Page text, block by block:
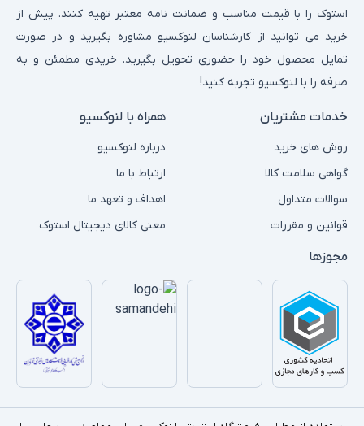
استوک را با قیمت مناسب و ضمانت نامه معتبر تهیه کنند. پیش از
خرید می توانید از کارشناسان لنوکسیو مشاوره بگیرید و در صورت
تمایل محصول خود را حضوری تحویل بگیرید. خریدی مطمئن و به
صرفه را با لنوکسیو تجربه کنید!
خدمات مشتریان
روش های خرید
گواهی سلامت کالا
سوالات متداول
قوانین و مقررات
همراه با لنوکسیو
درباره لنوکسیو
ارتباط با ما
اهداف و تعهد ما
معنی کالای دیجیتال استوک
مجوزها